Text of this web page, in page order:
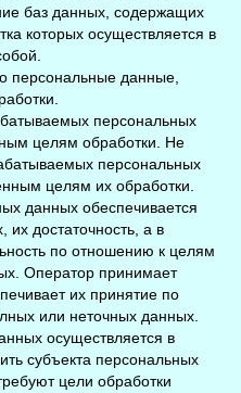
баз данных, содержащих
которых осуществляется в
персональные данные,
персональных
целям обработки. Не
персональных
целям их обработки.
данных обеспечивается
их достаточность, а в
по отношению к целям
Оператор принимает
их принятие по
или неточных данных.
осуществляется в
субъекта персональных
цели обработки